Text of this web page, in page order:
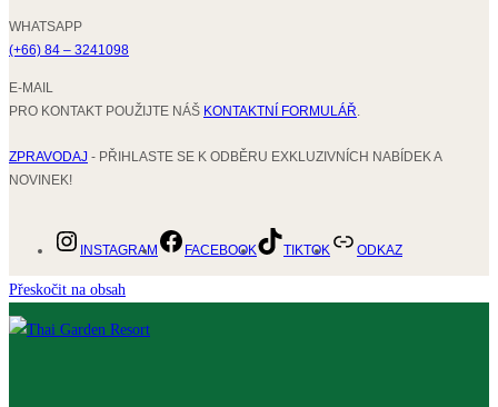
WHATSAPP
(+66) 84 – 3241098
E-MAIL
PRO KONTAKT POUŽIJTE NÁŠ KONTAKTNÍ FORMULÁŘ
ZPRAVODAJ - PŘIHLASTE SE K ODBĚRU EXKLUZIVNÍCH NABÍDEK A
NOVINEK!
INSTAGRAM FACEBOOK TIKTOK ODKAZ
Přeskočit na obsah